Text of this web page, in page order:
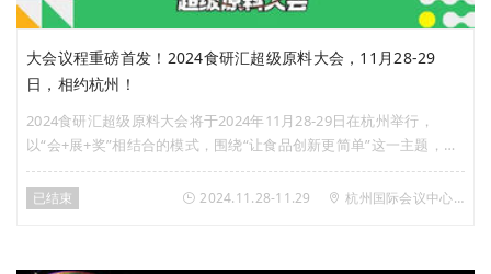
大会议程重磅首发！2024食研汇超级原料大会，11月28-29
日，相约杭州！
2024食研汇超级原料大会将于2024年11月28-29日在杭州举行，
以“会+展+奖”相结合的模式，围绕“让食品创新更简单”这一主题，发
挥食研汇品牌优势，聚焦七大热门专题，汇集全球食品与饮料行业专
家、知名企业、高校学者、创新品牌……打造颇具重磅影响力的食品
已结束 2024.11.28-11.29 杭州国际会议中心洲际酒店